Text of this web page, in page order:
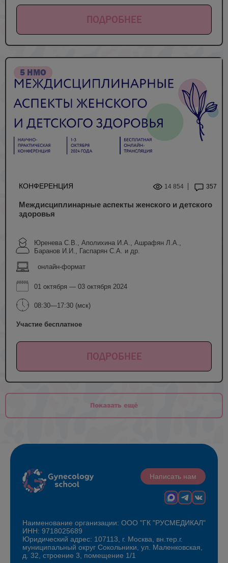
ПОДРОБНЕЕ
5 НМО
КОНФЕРЕНЦИЯ 14 854 357
Междисциплинарные аспекты женского и детского
здоровья
Юренева С.В., Аполихина И.А., Ашрафян Л.А.,
Баранов И.И., Гаспарян С.А. и др.
онлайн-формат
01 октября — 03 октября 2024
08:30—17:30 (мск)
Участие бесплатное
ПОДРОБНЕЕ
Показать ещё
Написать нам
Наименование организации: ООО "ГК "РУСМЕДИКАЛ"
ИНН: 9718025689
Юридический адрес: 107113, г. Москва, вн.тер.г.
муниципальный округ Сокольники, ул. Маленковская,
д. 32, строение 3, помещение 1/1